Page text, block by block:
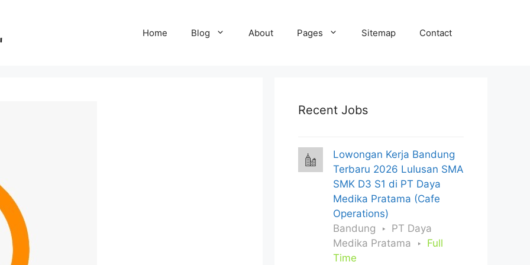
Home Blog About Pages Sitemap Contact
Recent Jobs
Lowongan Kerja Bandung
Terbaru 2026 Lulusan SMA
SMK D3 S1 di PT Daya
Medika Pratama (Cafe
Operations)
Bandung
PT Daya
Medika Pratama
Full
Time